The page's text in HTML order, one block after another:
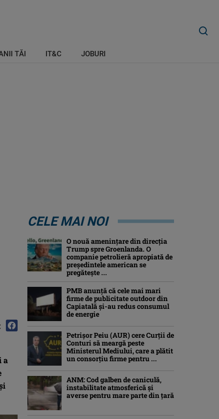
TĂI IT&C JOBURI
a
CELE MAI NOI
O nouă amenințare din direcția
Trump spre Groenlanda. O
companie petrolieră apropiată de
președintele american se
pregătește ...
PMB anunță că cele mai mari
firme de publicitate outdoor din
Capiatală și-au redus consumul
de energie
Petrişor Peiu (AUR) cere Curții de
Conturi să meargă peste
Ministerul Mediului, care a plătit
un consorţiu firme pentru ...
ANM: Cod galben de caniculă,
instabilitate atmosferică și
averse pentru mare parte din țară